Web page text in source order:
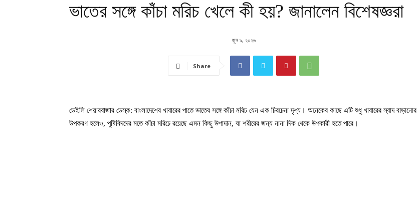
ভাতের সঙ্গে কাঁচা মরিচ খেলে কী হয়? জানালেন বিশেষজ্ঞরা
জুন ৯, ২০২৬
Share
ডেইলি শেয়ারবাজার ডেস্ক: বাংলাদেশের খাবারের পাতে ভাতের সঙ্গে কাঁচা মরিচ যেন এক চিরচেনা দৃশ্য। অনেকের কাছে এটি শুধু খাবারের স্বাদ বাড়ানোর
উপকরণ হলেও, পুষ্টিবিদদের মতে কাঁচা মরিচে রয়েছে এমন কিছু উপাদান, যা শরীরের জন্য নানা দিক থেকে উপকারী হতে পারে।